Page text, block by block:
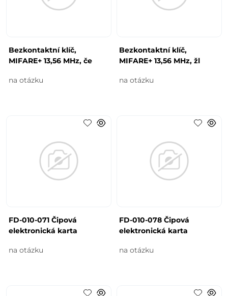
Bezkontaktní klíč,
MIFARE+ 13,56 MHz, če
na otázku
Bezkontaktní klíč,
MIFARE+ 13,56 MHz, žl
na otázku
FD-010-071 Čipová
elektronická karta
na otázku
FD-010-078 Čipová
elektronická karta
na otázku